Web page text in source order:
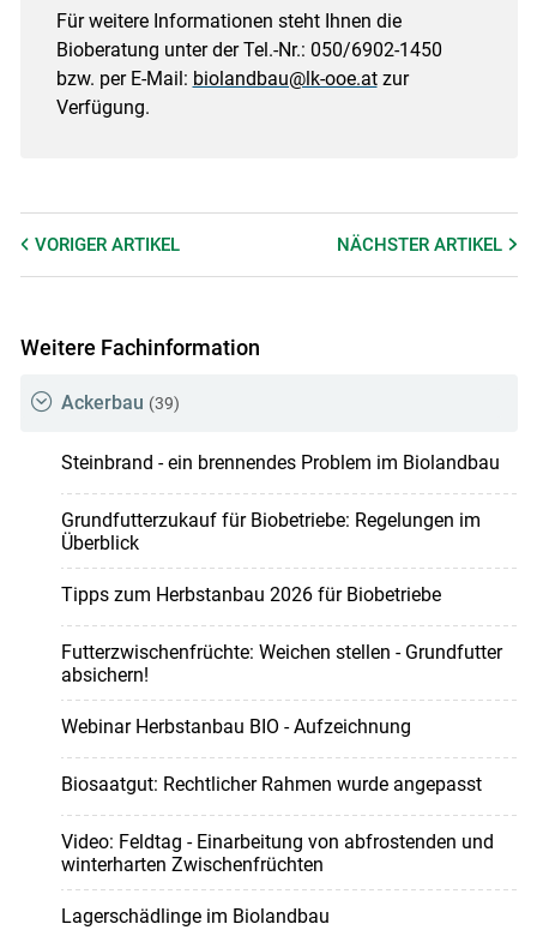
Für weitere Informationen steht Ihnen die
Bioberatung unter der Tel.-Nr.: 050/6902-1450
bzw. per E-Mail: biolandbau@lk-ooe.atzur
Verfügung.
VORIGER ARTIKEL NÄCHSTERARTIKEL
Weitere Fachinformation
Ackerbau (39)
Steinbrand - ein brennendes Problem im Biolandbau
Grundfutterzukauf für Biobetriebe: Regelungen im
Überblick
Tipps zum Herbstanbau 2026 für Biobetriebe
Futterzwischenfrüchte: Weichen stellen - Grundfutter
absichern!
Webinar Herbstanbau BIO - Aufzeichnung
Biosaatgut: Rechtlicher Rahmen wurde angepasst
Video: Feldtag - Einarbeitung von abfrostenden und
winterharten Zwischenfrüchten
Lagerschädlinge im Biolandbau